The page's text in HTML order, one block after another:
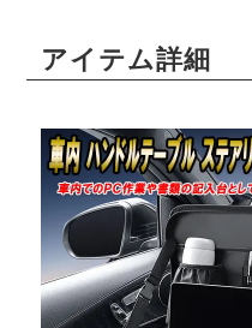
アイテム詳細